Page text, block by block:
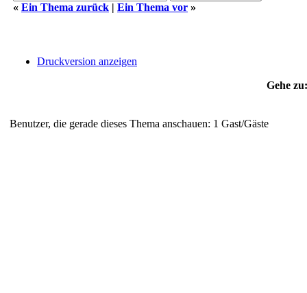
« Ein Thema zurück | Ein Thema vor »
Druckversion anzeigen
Gehe zu:
Benutzer, die gerade dieses Thema anschauen: 1 Gast/Gäste